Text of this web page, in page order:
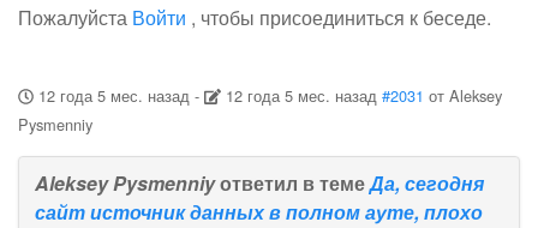
Пожалуйста Войти , чтобы присоединиться к беседе.
12 года 5 мес. назад- 12 года 5 мес. назад #2031 отAleksey
Pysmenniy
Aleksey Pysmenniyответил в темеДа, сегодня
сайт источник данных в полном ауте, плохо